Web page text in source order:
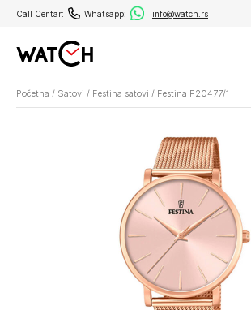
Call Centar: Whatsapp: info@watch.rs
Početna / Satovi / Festina satovi / Festina F20477/1